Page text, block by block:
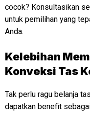
cocok? Konsultasikan
untuk pemilihan yang
Anda.
Kelebihan
Konveksi Tas
Tak perlu ragu belanja
dapatkan benefit